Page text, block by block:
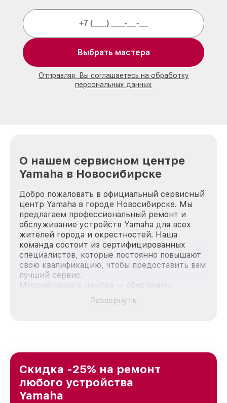
Выбрать мастера
Отправляя, Вы соглашаетесь на обработку
персональных данных
О нашем сервисном центре
Yamaha в Новосибирске
Добро пожаловать в официальный сервисный
центр Yamaha в городе Новосибирске. Мы
предлагаем профессиональный ремонт и
обслуживание устройств Yamaha для всех
жителей города и окрестностей. Наша
команда состоит из сертифицированных
специалистов, которые постоянно повышают
свою квалификацию, чтобы предоставить вам
лучший сервис.
Миссия нашего центра — обеспечить
качественный и доступный ремонт для
каждого пользователя продукции Yamaha, вне
Новосибирске, постоянно повышая уровень
доверия и лояльности наших клиентов.
Развернуть
Скидка -25% на ремонт
любого устройства
Yamaha